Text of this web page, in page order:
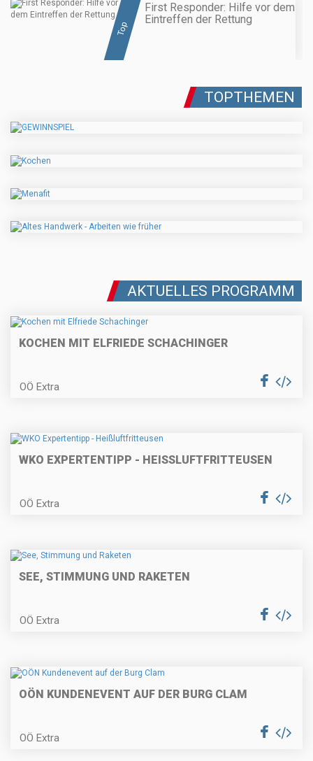
Top
First Responder: Hilfe vor dem
Eintreffen der Rettung
TOPTHEMEN
AKTUELLES PROGRAMM
KOCHEN MIT ELFRIEDE SCHACHINGER
OÖ Extra
WKO EXPERTENTIPP - HEISSLUFTFRITTEUSEN
OÖ Extra
SEE, STIMMUNG UND RAKETEN
OÖ Extra
OÖN KUNDENEVENT AUF DER BURG CLAM
OÖ Extra